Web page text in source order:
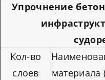
Упрочнение
Кол-во
слоев
материала